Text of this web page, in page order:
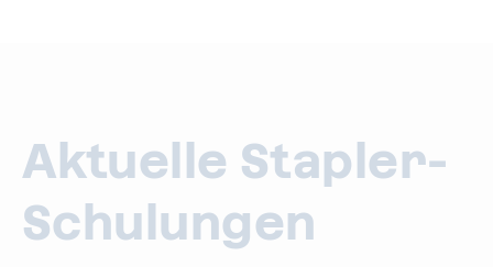
Aktuelle Stapler-
Schulungen